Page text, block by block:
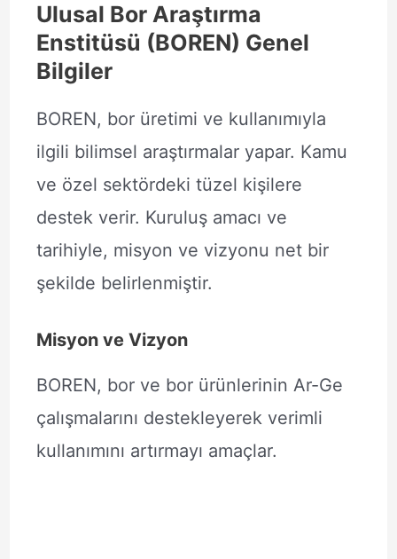
Ulusal Bor Araştırma
Enstitüsü (BOREN) Genel
Bilgiler
BOREN, bor üretimi ve kullanımıyla
ilgili bilimsel araştırmalar yapar. Kamu
ve özel sektördeki tüzel kişilere
destek verir. Kuruluş amacı ve
tarihiyle, misyon ve vizyonu net bir
şekilde belirlenmiştir.
Misyon ve Vizyon
BOREN, bor ve bor ürünlerinin Ar-Ge
çalışmalarını destekleyerek verimli
kullanımını artırmayı amaçlar.